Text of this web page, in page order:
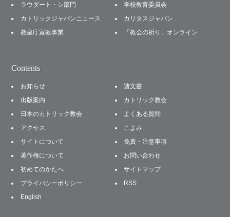
ラウダート・シ部門
学校教育委員会
カトリックジャパンニュース
カリタスジャパン
教皇庁宣教事業
「教会の祈り」オンライン
Contents
お知らせ
諸文書
出版案内
カトリック教会
日本のカトリック教会
よくある質問
アクセス
こよみ
サイトについて
免責・注意事項
著作権について
お問い合わせ
初めてのかたへ
サイトマップ
プライバシーポリシー
RSS
English